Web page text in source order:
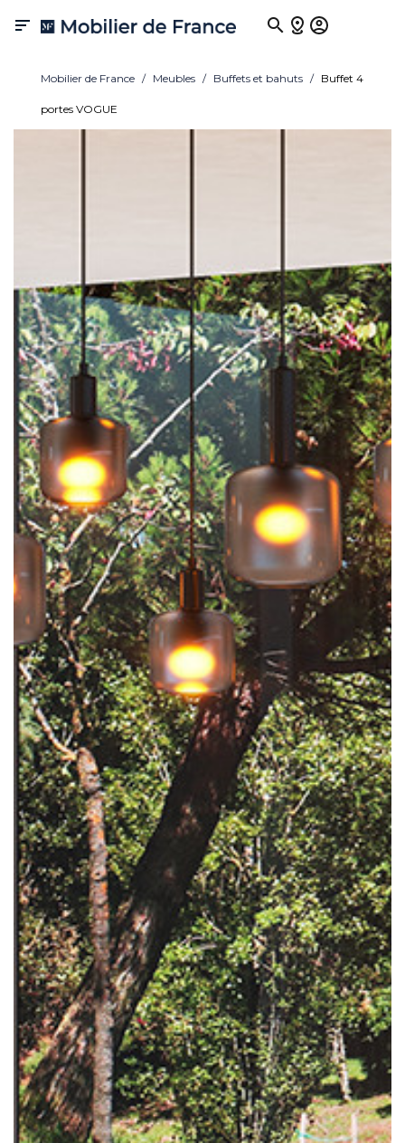

Mobilier de France Meubles Buffets et bahuts Buffet 4
portes VOGUE